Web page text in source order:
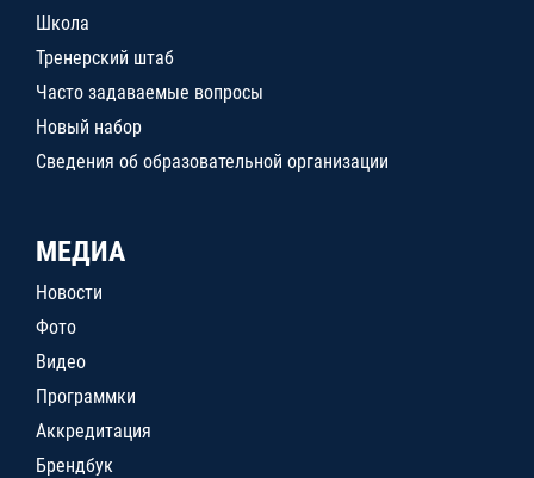
Школа
Тренерский штаб
Часто задаваемые вопросы
Новый набор
Сведения об образовательной организации
МЕДИА
Новости
Фото
Видео
Программки
Аккредитация
Брендбук